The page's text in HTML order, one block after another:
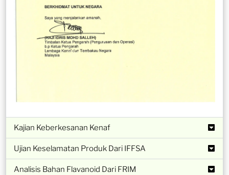
Kajian Keberkesanan Kenaf
Ujian Keselamatan Produk Dari IFFSA
Analisis Bahan Flavanoid Dari FRIM